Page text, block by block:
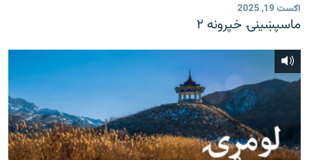
اګست 19, 2025
ماسپښينۍ خپرونه ۲